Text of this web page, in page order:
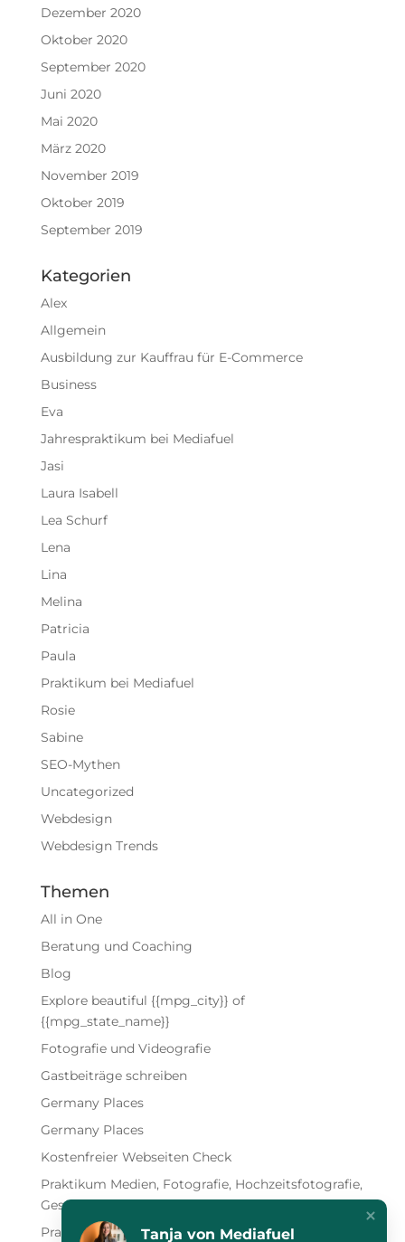
Dezember 2020
Oktober 2020
September 2020
Juni 2020
Mai 2020
März 2020
November 2019
Oktober 2019
September 2019
Kategorien
Alex
Allgemein
Ausbildung zur Kauffrau für E-Commerce
Business
Eva
Jahrespraktikum bei Mediafuel
Jasi
Laura Isabell
Lea Schurf
Lena
Lina
Melina
Patricia
Paula
Praktikum bei Mediafuel
Rosie
Sabine
SEO-Mythen
Uncategorized
Webdesign
Webdesign Trends
Themen
All in One
Beratung und Coaching
Blog
Explore beautiful {{mpg_city}} of
{{mpg_state_name}}
Fotografie und Videografie
Gastbeiträge schreiben
Germany Places
Germany Places
Kostenfreier Webseiten Check
Praktikum Medien, Fotografie, Hochzeitsfotografie,
Gestaltung, Marketing
Praktikum Medien, Shops, Marketing, SEO, Social
Tanja von Mediafuel